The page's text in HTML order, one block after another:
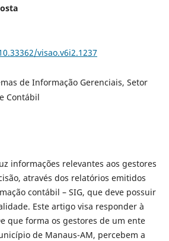
visao.v6i2.1237
de Informação Gerenciais, Setor
Contábil
informações relevantes aos gestores
através dos relatórios emitidos
contábil – SIG, que deve possuir
Este artigo visa responder à
que forma os gestores de um ente
de Manaus-AM, percebem a